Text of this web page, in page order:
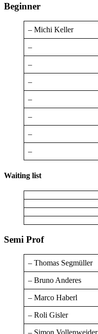
Beginner
– Michi Keller
–
–
–
–
–
–
–
Waiting list
Semi Prof
– Thomas Segmüller
– Bruno Anderes
– Marco Haberl
– Roli Gisler